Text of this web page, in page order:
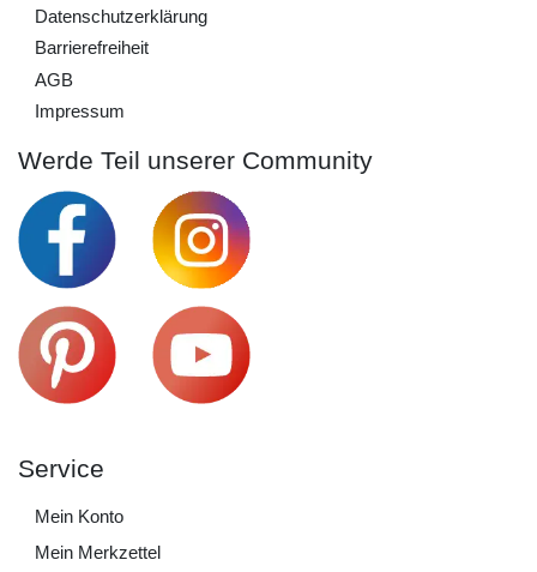
Daten­schutz­erklärung
Barrierefreiheit
AGB
Impressum
Werde Teil unserer Community
Service
Mein Konto
Mein Merkzettel